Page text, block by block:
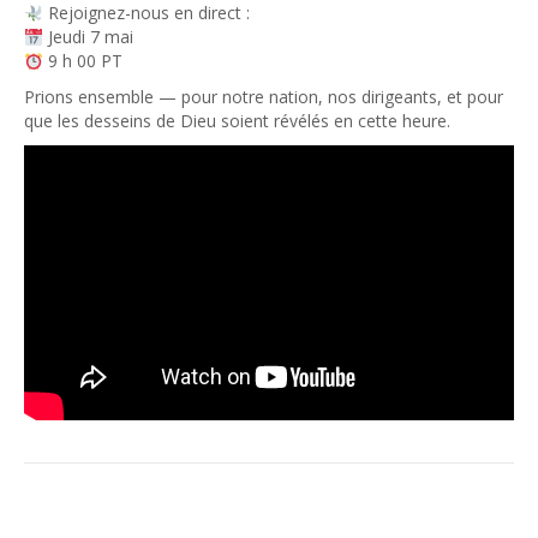
Rejoignez-nous en direct :
Jeudi 7 mai
9 h 00 PT
Prions ensemble — pour notre nation, nos dirigeants, et pour
que les desseins de Dieu soient révélés en cette heure.